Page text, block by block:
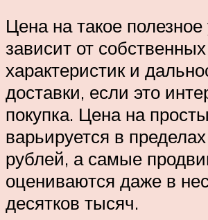
Цена на такое полезное
зависит от собственных
характеристик и
доставки, если это
покупка. Цена на
варьируется в
рублей, а самые
оцениваются даже в
десятков тысяч.